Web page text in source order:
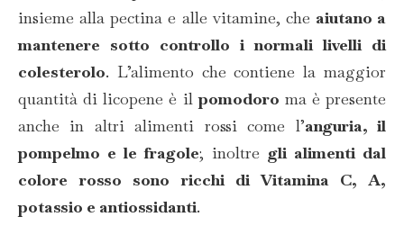
insieme alla pectina e alle vitamine, che aiutano a
mantenere sotto controllo i normali livelli di
colesterolo. L’alimento che contiene la maggior
quantità di licopene è ilpomodoro ma è presente
anche in altri alimenti rossi come l’anguria, il
pompelmo e le fragole; inoltre gli alimenti dal
colore rosso sono ricchi di Vitamina C, A,
potassio e antiossidanti.